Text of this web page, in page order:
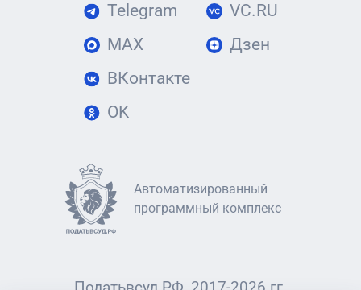
Telegram
MAX
ВКонтакте
OK
VC.RU
Дзен
Автоматизированный
программный комплекс